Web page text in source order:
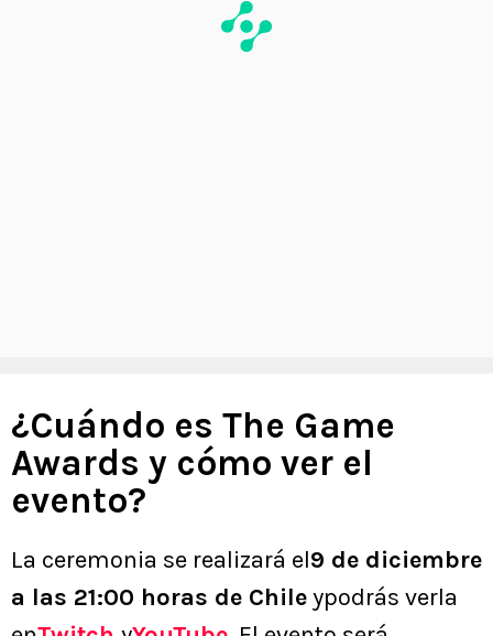
¿Cuándo es The Game
Awards y cómo ver el
evento?
La ceremonia se realizará el9 de diciembre
a las 21:00 horas de Chileypodrás verla